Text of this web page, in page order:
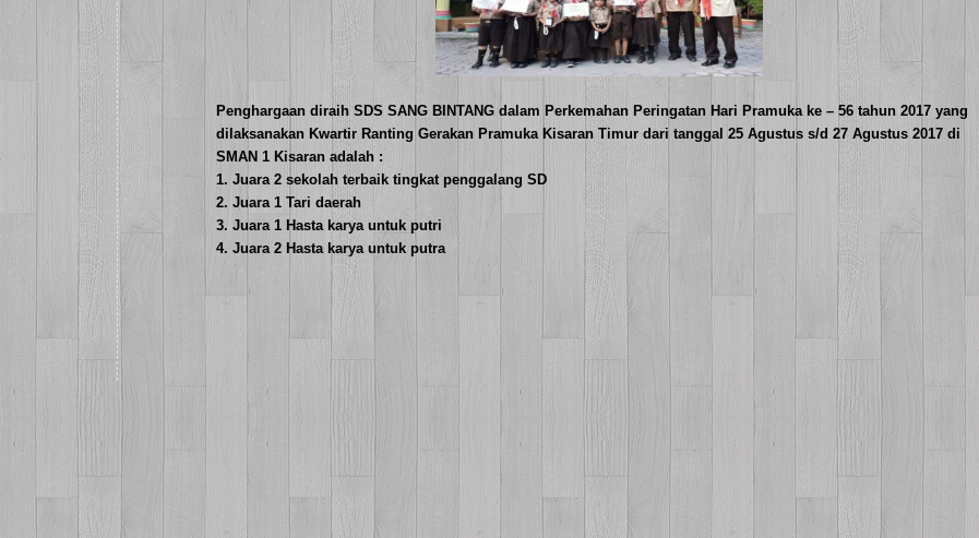
Penghargaan diraih SDS SANG BINTANG dalam Perkemahan Peringatan Hari Pramuka ke – 56 tahun 2017 yang
dilaksanakan Kwartir Ranting Gerakan Pramuka Kisaran Timur dari tanggal 25 Agustus s/d 27 Agustus 2017 di
SMAN 1 Kisaran adalah :
1. Juara 2 sekolah terbaik tingkat penggalang SD
2. Juara 1 Tari daerah
3. Juara 1 Hasta karya untuk putri
4. Juara 2 Hasta karya untuk putra